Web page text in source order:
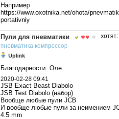
Например
https://www.oxotnika.net/ohota/
portativniy
Пули для пневматики
хотят:
пневматика компрессор
Uplink
Благодарности: Оле
2020-02-28 09:41
JSB Exact Beast Diabolo
JSB Test Diabolo (набор)
Вообще любые пули JCB
И вообще любые пули за неимением
4.5 mm